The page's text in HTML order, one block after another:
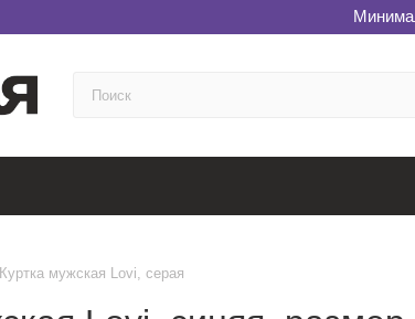
Куртка мужская Lovi, серая